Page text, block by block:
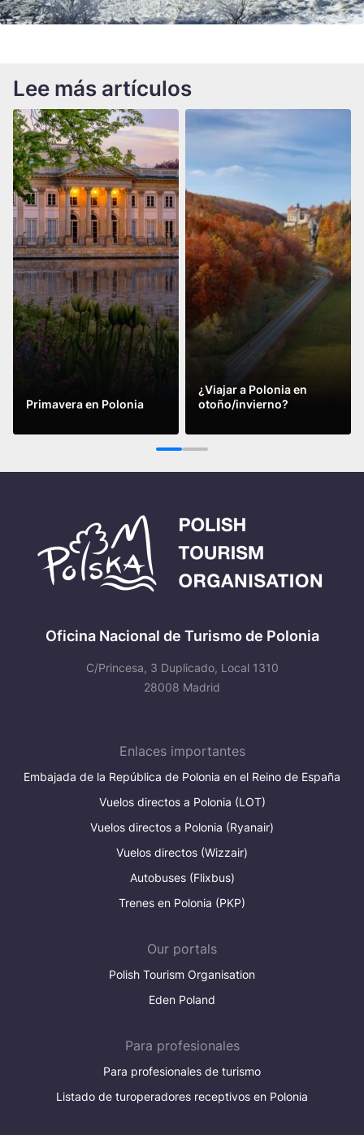
Lee más artículos
Primavera en Polonia
Leer más
¿Viajar a Polonia en
otoño/invierno?
Leer más
1 2
Oficina Nacional de Turismo de Polonia
C/Princesa, 3 Duplicado, Local 1310
28008 Madrid
Enlaces importantes
Embajada de la República de Polonia en el Reino de España
Vuelos directos a Polonia (LOT)
Vuelos directos a Polonia (Ryanair)
Vuelos directos (Wizzair)
Autobuses (Flixbus)
Trenes en Polonia (PKP)
Our portals
Polish Tourism Organisation
Eden Poland
Para profesionales
Para profesionales de turismo
Listado de turoperadores receptivos en Polonia